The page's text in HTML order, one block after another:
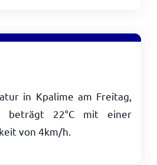
in Kpalime am Freitag,
beträgt 22°C mit einer
von 4km/h